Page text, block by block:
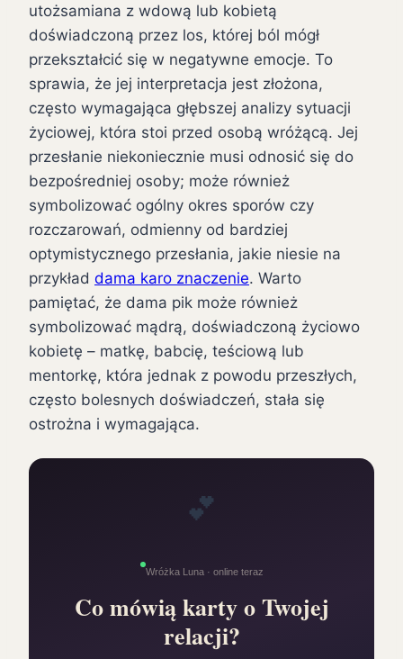
utożsamiana z wdową lub kobietą
doświadczoną przez los, której ból mógł
przekształcić się w negatywne emocje. To
sprawia, że jej interpretacja jest złożona,
często wymagająca głębszej analizy sytuacji
życiowej, która stoi przed osobą wróżącą. Jej
przesłanie niekoniecznie musi odnosić się do
bezpośredniej osoby; może również
symbolizować ogólny okres sporów czy
rozczarowań, odmienny od bardziej
optymistycznego przesłania, jakie niesie na
przykład dama karo znaczenie. Warto
pamiętać, że dama pik może również
symbolizować mądrą, doświadczoną życiowo
kobietę – matkę, babcię, teściową lub
mentorkę, która jednak z powodu przeszłych,
często bolesnych doświadczeń, stała się
ostrożna i wymagająca.
💕
Wróżka Luna · online teraz
Co mówią karty o Twojej
relacji?